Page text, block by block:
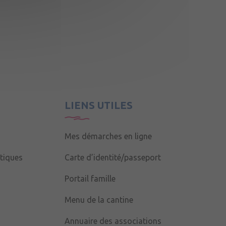
LIENS UTILES
Mes démarches en ligne
Carte d’identité/passeport
Portail famille
Menu de la cantine
Annuaire des associations